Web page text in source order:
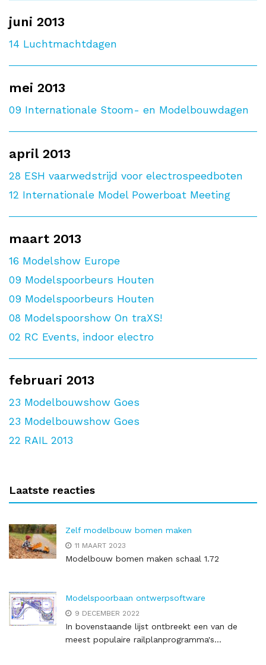
juni 2013
14 Luchtmachtdagen
mei 2013
09 Internationale Stoom- en Modelbouwdagen
april 2013
28 ESH vaarwedstrijd voor electrospeedboten
12 Internationale Model Powerboat Meeting
maart 2013
16 Modelshow Europe
09 Modelspoorbeurs Houten
09 Modelspoorbeurs Houten
08 Modelspoorshow On traXS!
02 RC Events, indoor electro
februari 2013
23 Modelbouwshow Goes
23 Modelbouwshow Goes
22 RAIL 2013
Laatste reacties
Zelf modelbouw bomen maken
11 MAART 2023
Modelbouw bomen maken schaal 1.72
Modelspoorbaan ontwerpsoftware
9 DECEMBER 2022
In bovenstaande lijst ontbreekt een van de
meest populaire railplanprogramma's...